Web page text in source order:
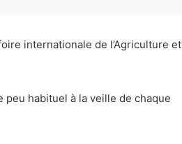
internationale de l’Agriculture et
peu habituel à la veille de chaque